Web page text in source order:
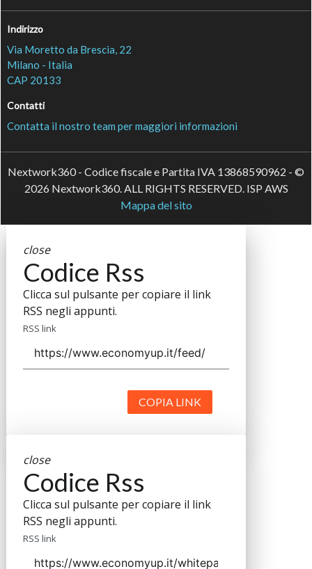
Indirizzo
Via Moretto da Brescia, 22
Milano - Italia
CAP 20133
Contatti
Contatta il nostro team per maggiori informazioni
Nextwork360 - Codice fiscale e Partita IVA 13868590962 - ©
2026 Nextwork360. ALL RIGHTS RESERVED. ISP AWS
Mappa del sito
close
Codice Rss
Clicca sul pulsante per copiare il link
RSS negli appunti.
RSS link
COPIA LINK
close
Codice Rss
Clicca sul pulsante per copiare il link
RSS negli appunti.
RSS link